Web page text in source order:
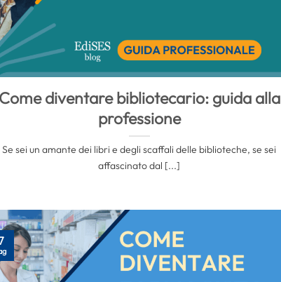
Come diventare bibliotecario: guida alla
professione
Se sei un amante dei libri e degli scaffali delle biblioteche, se sei
affascinato dal [...]